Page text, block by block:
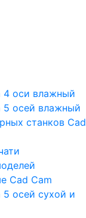
4 оси влажный
5 осей влажный
станков Cad
Cad Cam
5 осей сухой и